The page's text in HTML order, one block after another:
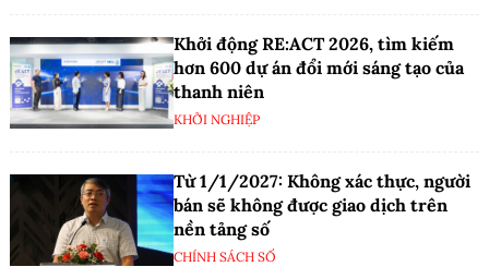
Khởi động RE:ACT 2026, tìm kiếm
hơn 600 dự án đổi mới sáng tạo của
thanh niên
KHỞI NGHIỆP
Từ 1/1/2027: Không xác thực, người
bán sẽ không được giao dịch trên
nền tảng số
CHÍNH SÁCH SỐ